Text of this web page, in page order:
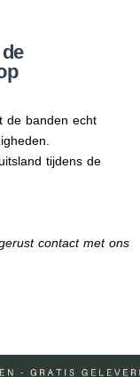
de banden echt
tijdens de
contact met ons